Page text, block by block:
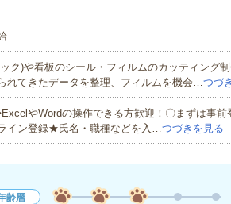
ク)や看板のシール・フィルムのカッティング
れてきたデータを整理、フィルムを機会…つづ
やWordの操作できる方歓迎！〇まずは事前
イン登録★氏名・職種などを入…つづきを見る
齢層